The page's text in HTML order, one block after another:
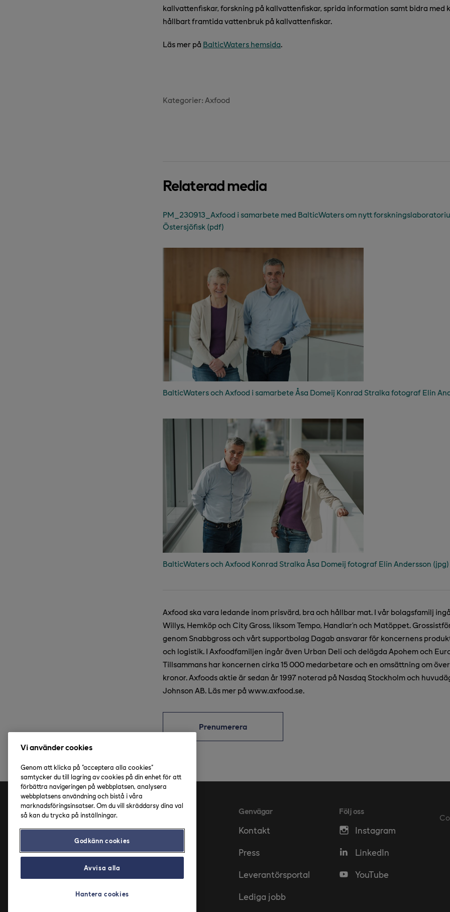
kallvattenfiskar, forskning på kallvattenfiskar, sprida information samt bidra med
hållbart framtida vattenbruk på kallvattenfiskar.
Läs mer på BalticWaters hemsida
Kategorier: Axfood
Relaterad media
PM_230913_Axfood i samarbete med BalticWaters om nytt
Östersjöfisk (pdf)
BalticWaters och Axfood i samarbete Åsa Domeij Konrad Stralka fotograf Elin
BalticWaters och Axfood Konrad Stralka Åsa Domeij fotograf Elin Andersson (jpg)
Axfood ska vara ledande inom prisvärd, bra och hållbar mat. I vår bolagsfamilj
Willys, Hemköp och City Gross, liksom Tempo, Handlar’n och Matöppet.
genom Snabbgross och vårt supportbolag Dagab ansvarar för koncernens
och logistik. I Axfoodfamiljen ingår även Urban Deli och delägda Apohem och
Tillsammans har koncernen cirka 15 000 medarbetare och en omsättning om
kronor. Axfoods aktie är sedan år 1997 noterad på Nasdaq Stockholm och
Johnson AB. Läs mer på www.axfood.se.
Prenumerera
Adress
Axfood AB
Solnavägen 4
113 65 Stockholm
Genvägar
Kontakt
Press
Leverantörsportal
Lediga jobb
Följ oss
Instagram
LinkedIn
YouTube
Vi använder cookies
Genom att klicka på "acceptera alla cookies"
samtycker du till lagring av cookies på din enhet för att
förbättra navigeringen på webbplatsen, analysera
webbplatsens användning och bistå i våra
marknadsföringsinsatser. Om du vill skräddarsy dina val
så kan du trycka på inställningar.
Godkänn cookies
Avvisa alla
Hantera cookies